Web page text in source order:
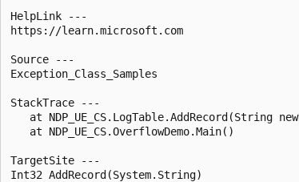
HelpLink ---
https://learn.microsoft.com
Source ---
Exception_Class_Samples
StackTrace ---
at NDP_UE_CS.LogTable.AddRecord(String
   at NDP_UE_CS.OverflowDemo.Main()
TargetSite ---
Int32 AddRecord(System.String)